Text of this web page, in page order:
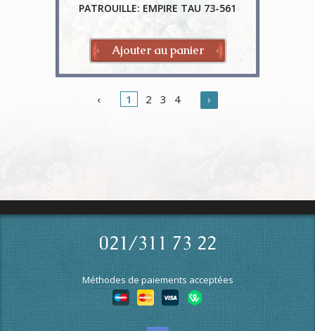
PATROUILLE: EMPIRE TAU 73-561
Ajouter au panier
‹ 1 2 3 4 ›
021/311 73 22
Méthodes de paiements acceptées